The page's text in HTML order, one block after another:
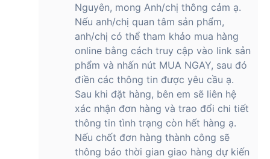
Nguyên, mong Anh/chị thông cảm ạ.
Nếu anh/chị quan tâm sản phẩm,
anh/chị có thể tham khảo mua hàng
online bằng cách truy cập vào link sản
phẩm và nhấn nút MUA NGAY, sau đó
điền các thông tin được yêu cầu ạ.
Sau khi đặt hàng, bên em sẽ liên hệ
xác nhận đơn hàng và trao đổi chi tiết
thông tin tình trạng còn hết hàng ạ.
Nếu chốt đơn hàng thành công sẽ
thông báo thời gian giao hàng dự kiến